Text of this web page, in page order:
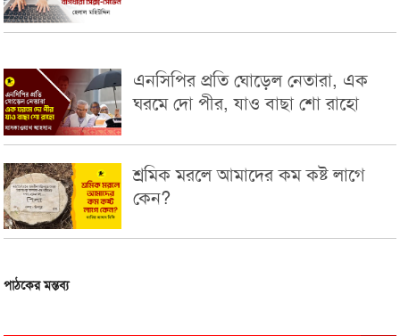
এনসিপির প্রতি ঘোড়েল নেতারা, এক
ঘরমে দো পীর, যাও বাছা শো রাহো
শ্রমিক মরলে আমাদের কম কষ্ট লাগে
কেন?
পাঠকের মন্তব্য